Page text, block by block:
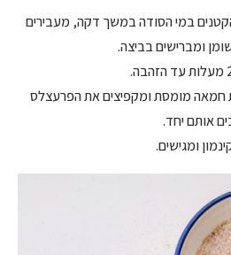
במי הסודה במשך דקה, מעבירים
ומברישים בביצה.
גדולה שמים 3 כפות חמאה מומסת ומקפיצים את הפרעצלס
אותם יחד.
ומגישים.